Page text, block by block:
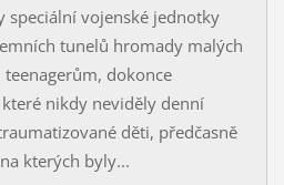
speciální vojenské jednotky
tunelů hromady malých
dokonce
nikdy neviděly denní
děti, předčasně
kterých byly...